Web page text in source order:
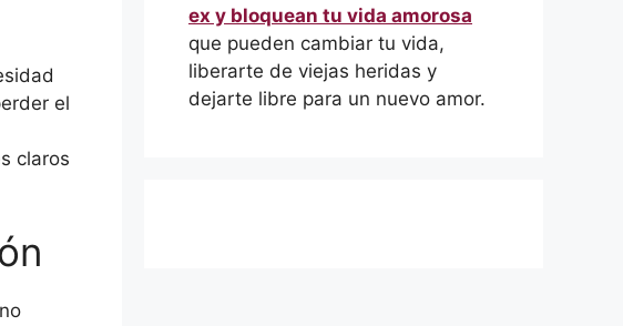
el
claros
ex y bloquean tu vida amorosa
que pueden cambiar tu vida,
liberarte de viejas heridas y
dejarte libre para un nuevo amor.